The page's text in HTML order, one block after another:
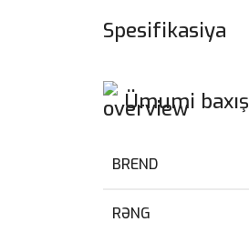
Spesifikasiya
Ümumi baxış
BREND
RƏNG